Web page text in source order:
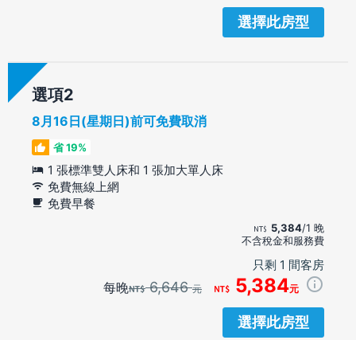
選擇此房型
選項
8月16日(星期日)前可免費取消
省 19%
1 張標準雙人床和 1 張加大單人床
免費無線上網
免費早餐
5,384/1 晚
不含稅金和服務費
只剩 1 間客房
每晚 6,646元 5,384元
選擇此房型